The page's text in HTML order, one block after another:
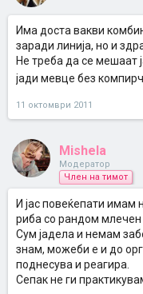
Има доста вакви
заради линија, но и
Не треба да се мешаат
јади мевце без
11 октомври 2011
Mishela
Модератор
Член на тимот
И јас повеќепати
риба со рандом млечен
Сум јадела и немам
знам, можеби е и до
поднесува и реагира.
Сепак не ги